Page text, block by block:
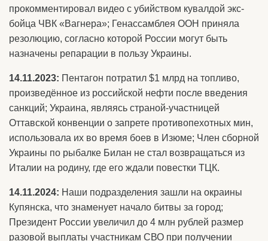
прокомментировал видео с убийством кувалдой экс-
бойца ЧВК «Вагнера»; Генассамблея ООН приняла
резолюцию, согласно которой России могут быть
назначены репарации в пользу Украины.
14.11.2023: Пентагон потратил $1 млрд на топливо,
произведённое из российской нефти после введения
санкций; Украина, являясь страной-участницей
Оттавской конвенции о запрете противопехотных мин,
использовала их во время боев в Изюме; Член сборной
Украины по рыбалке Билан не стал возвращаться из
Италии на родину, где его ждали повестки ТЦК.
14.11.2024: Наши подразделения зашли на окраины
Купянска, что знаменует начало битвы за город;
Президент России увеличил до 4 млн рублей размер
разовой выплаты участникам СВО при получении